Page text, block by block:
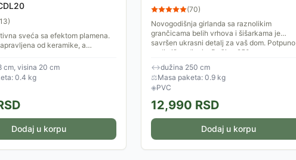
13)
sveća sa efektom plamena.
od keramike, a
baterija.
cm, visina 20 cm
0.4 kg
Dodaj u korpu
(70)
Novogodišnja girlanda sa raznolikim
grančicama belih vrhova i šišarkama je
savršen ukrasni detalj za vaš dom. Potpuno
realističan dizajn. Dužina 250...
↔dužina 250 cm
⚖Masa paketa: 0.9 kg
◈PVC
12,990 RSD
Dodaj u korpu